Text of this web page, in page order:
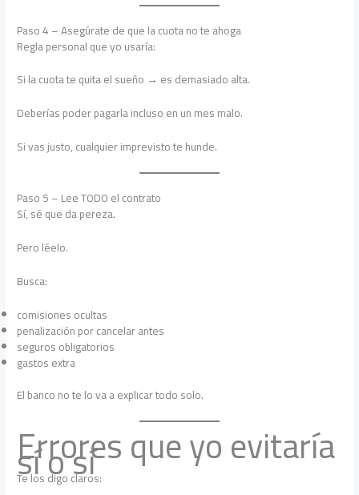
Paso 4 – Asegúrate de que la cuota no te ahoga
Regla personal que yo usaría:
Si la cuota te quita el sueño → es demasiado alta.
Deberías poder pagarla incluso en un mes malo.
Si vas justo, cualquier imprevisto te hunde.
Paso 5 – Lee TODO el contrato
Sí, sé que da pereza.
Pero léelo.
Busca:
comisiones ocultas
penalización por cancelar antes
seguros obligatorios
gastos extra
El banco no te lo va a explicar todo solo.
Errores que yo evitaría
sí o sí
Te los digo claros: